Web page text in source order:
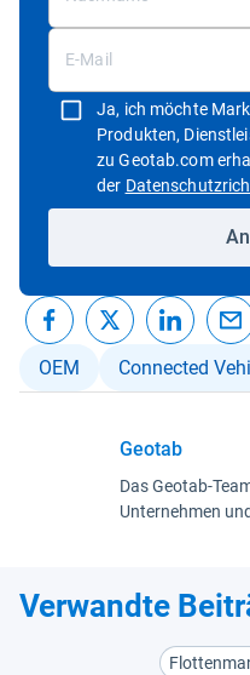
Ja, ich möchte
Produkten,
zu Geotab.com
der
OEM Connected
Geotab
Das Geotab-
Unternehmen
Verwandte